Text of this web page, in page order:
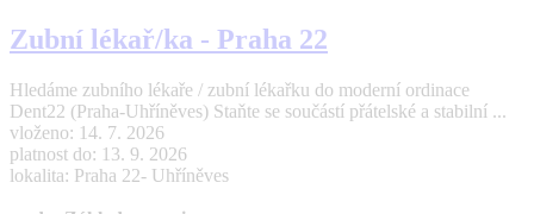
Zubní lékař/ka - Praha 22
Hledáme zubního lékaře / zubní lékařku do moderní ordinace
Dent22 (Praha-Uhříněves) Staňte se součástí přátelské a stabilní ...
vloženo: 14. 7. 2026
platnost do: 13. 9. 2026
lokalita: Praha 22- Uhříněves